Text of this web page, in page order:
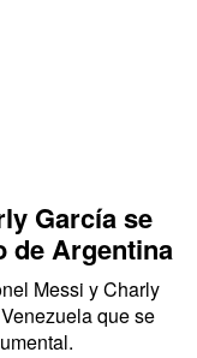
García se
de Argentina
Messi y Charly
que se